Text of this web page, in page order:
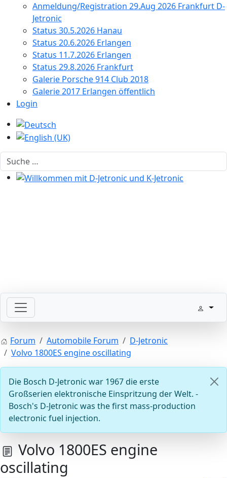
Anmeldung/Registration 29.Aug 2026 Frankfurt D-
Jetronic
Status 30.5.2026 Hanau
Status 20.6.2026 Erlangen
Status 11.7.2026 Erlangen
Status 29.8.2026 Frankfurt
Galerie Porsche 914 Club 2018
Galerie 2017 Erlangen öffentlich
Login
Sprache auswählen
Suchen
Willkommen mit der Zündung
Steuergeräte D-Jetronic & KE-Jetronic: Prüfen und
Forum Automobile Forum
D-Jetronic
Volvo 1800ES engine oscillating
Die Bosch D-Jetronic war 1967 die erste
Großserien elektronische Einspritzung der Welt. -
Bosch's D-Jetronic was the first mass-production
electronic fuel injection.
Volvo 1800ES engine
oscillating